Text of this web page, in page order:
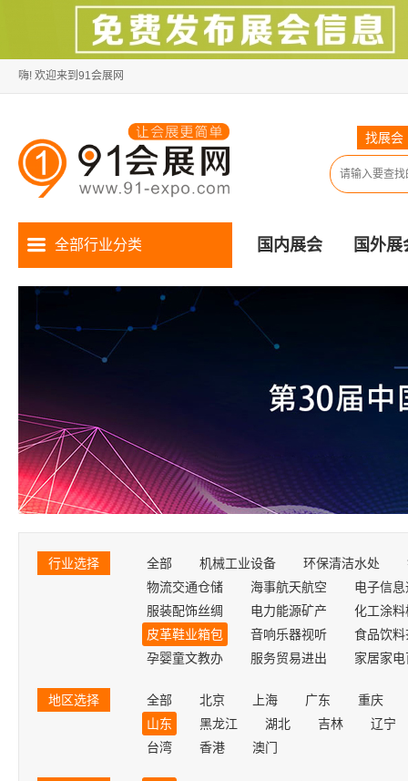
嗨! 欢迎来到91会展网
找展会
全部行业分类 国内展会 国外展
行业选择 全部 机械工业设备 环保清洁水处
物流交通仓储
海事航天航空
电子信
服装配饰丝绸
电力能源矿产
化工涂料
皮革鞋业箱包
音响乐器视听
食品饮料
孕婴童文教办
服务贸易进出 家居家
地区选择 全部 北京 上海 广东
重庆
山东
黑龙江 湖北 吉林
辽宁
台湾
香港 澳门